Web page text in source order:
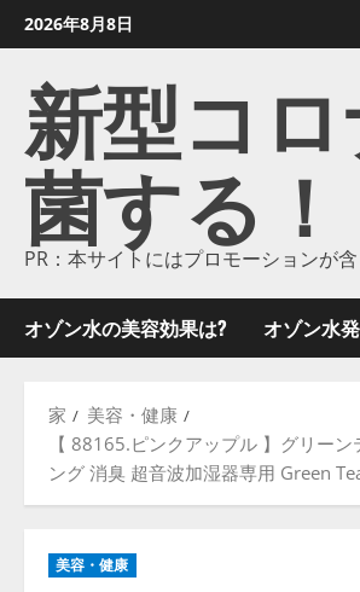
ン
2026年8月8日
新型コロ
菌する！
PR：本サイトにはプロモーションが
オゾン水の美容効果は? オゾン水
家
美容・健康
【 88165.ピンクアップル 】グリー
ング 消臭 超音波加湿器専用 Green
美容・健康